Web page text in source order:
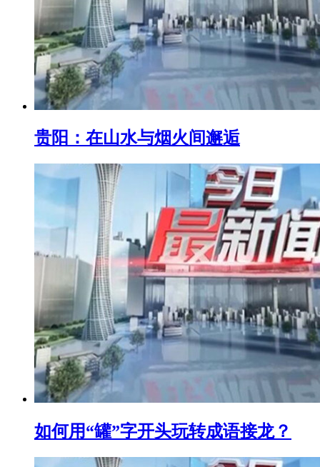
贵阳：在山水与烟火间邂逅
如何用“罐”字开头玩转成语接龙？